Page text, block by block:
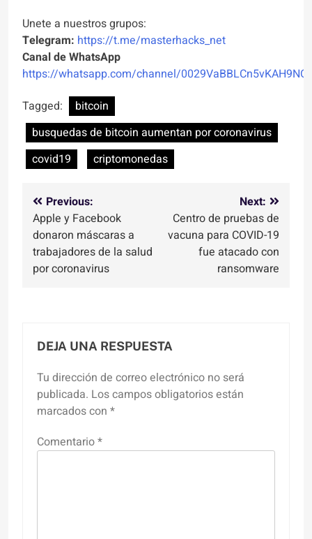
Unete a nuestros grupos:
Telegram: https://t.me/masterhacks_net
Canal de WhatsApp
https://whatsapp.com/channel/
Tagged:
bitcoin
busquedas de bitcoin aumentan por coronavirus
covid19
criptomonedas
Navegación
de
entradas
Previous:
Apple y Facebook
donaron máscaras a
trabajadores de la salud
por coronavirus
Next:
Centro de pruebas de
vacuna para COVID-19
fue atacado con
ransomware
DEJA UNA RESPUESTA
Tu dirección de correo electrónico no será
publicada. Los campos obligatorios están
marcados con *
Comentario*